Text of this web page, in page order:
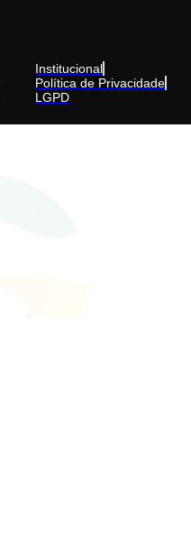
Institucional
Política de Privacidade
LGPD